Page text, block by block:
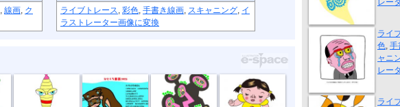
, 線画, ク
ライブトレース, 彩色, 手書き線画, スキャニング, イ
ラストレーター画像に変換
春の香り
レー
オヤジ泣く
ライ
色, 手
ャニ
レー
ミツバチダンス
ライ